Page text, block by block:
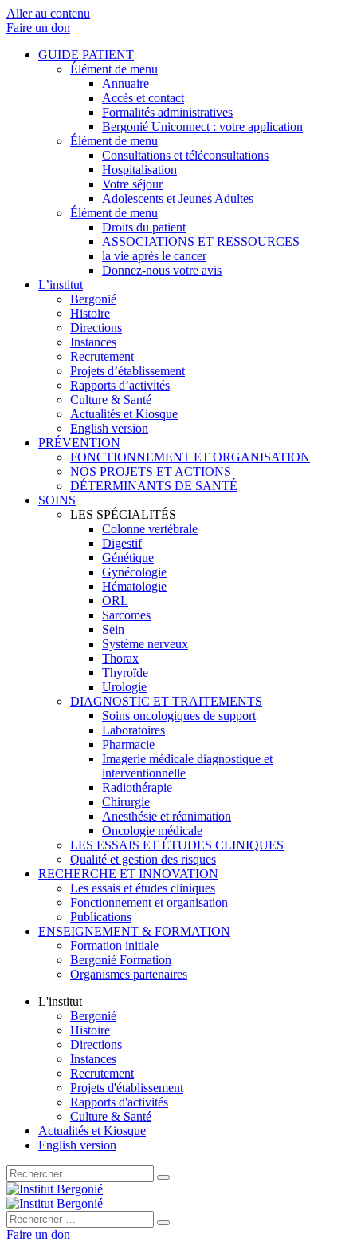
Aller au contenu
Faire un don
GUIDE PATIENT
Élément de menu
Annuaire
Accès et contact
Formalités administratives
Bergonié Uniconnect : votre application
Élément de menu
Consultations et téléconsultations
Hospitalisation
Votre séjour
Adolescents et Jeunes Adultes
Élément de menu
Droits du patient
ASSOCIATIONS ET RESSOURCES
la vie après le cancer
Donnez-nous votre avis
L’institut
Bergonié
Histoire
Directions
Instances
Recrutement
Projets d’établissement
Rapports d’activités
Culture & Santé
Actualités et Kiosque
English version
PRÉVENTION
FONCTIONNEMENT ET ORGANISATION
NOS PROJETS ET ACTIONS
DÉTERMINANTS DE SANTÉ
SOINS
LES SPÉCIALITÉS
Colonne vertébrale
Digestif
Génétique
Gynécologie
Hématologie
ORL
Sarcomes
Sein
Système nerveux
Thorax
Thyroïde
Urologie
DIAGNOSTIC ET TRAITEMENTS
Soins oncologiques de support
Laboratoires
Pharmacie
Imagerie médicale diagnostique et
interventionnelle
Radiothérapie
Chirurgie
Anesthésie et réanimation
Oncologie médicale
LES ESSAIS ET ÉTUDES CLINIQUES
Qualité et gestion des risques
RECHERCHE ET INNOVATION
Les essais et études cliniques
Fonctionnement et organisation
Publications
ENSEIGNEMENT & FORMATION
Formation initiale
Bergonié Formation
Organismes partenaires
L'institut
Bergonié
Histoire
Directions
Instances
Recrutement
Projets d'établissement
Rapports d'activités
Culture & Santé
Actualités et Kiosque
English version
Rechercher :
Rechercher :
Faire un don